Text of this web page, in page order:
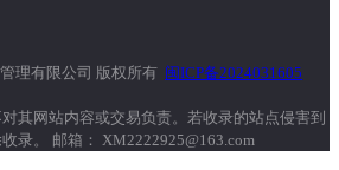
理有限公司 版权所有 闽ICP备2024031605
其网站内容或交易负责。若收录的站点侵害到
录。 邮箱： XM2222925@163.com